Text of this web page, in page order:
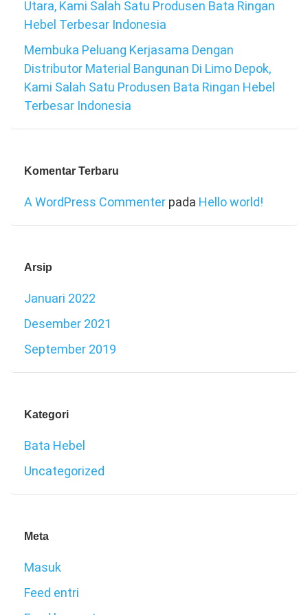
Utara, Kami Salah Satu Produsen Bata Ringan
Hebel Terbesar Indonesia
Membuka Peluang Kerjasama Dengan
Distributor Material Bangunan Di Limo Depok,
Kami Salah Satu Produsen Bata Ringan Hebel
Terbesar Indonesia
Komentar Terbaru
A WordPress Commenter pada Hello world!
Arsip
Januari 2022
Desember 2021
September 2019
Kategori
Bata Hebel
Uncategorized
Meta
Masuk
Feed entri